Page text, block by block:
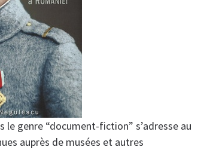
genre “document-fiction” s’adresse au
auprès de musées et autres